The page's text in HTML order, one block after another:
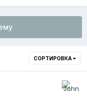
СОРТИРОВКА